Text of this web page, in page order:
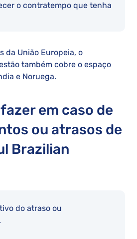
o contratempo que tenha
da União Europeia, o
também cobre o espaço
e Noruega.
em caso de
ou atrasos de
Brazilian
do atraso ou